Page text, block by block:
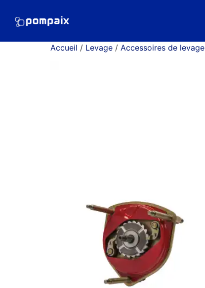
Accueil / Levage / Accessoires de levage